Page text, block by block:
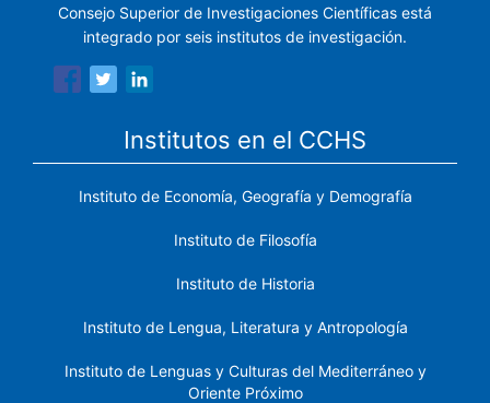
Consejo Superior de Investigaciones Científicas está
integrado por seis institutos de investigación.
Institutos en el CCHS
Instituto de Economía, Geografía y Demografía
Instituto de Filosofía
Instituto de Historia
Instituto de Lengua, Literatura y Antropología
Instituto de Lenguas y Culturas del Mediterráneo y
Oriente Próximo